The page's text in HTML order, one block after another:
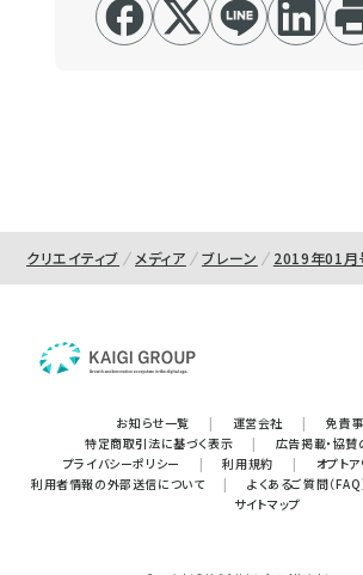
クリエイティブ メディア ブレーン 2019年01月
お知らせ一覧 | 運営会社 | 免責
特定商取引法に基づく表示
| 広告掲載・協賛
プライバシーポリシー
| 利用規約 | オプト
利用者情報の外部送信について
| よくあるご質問（FAQ
サイトマップ